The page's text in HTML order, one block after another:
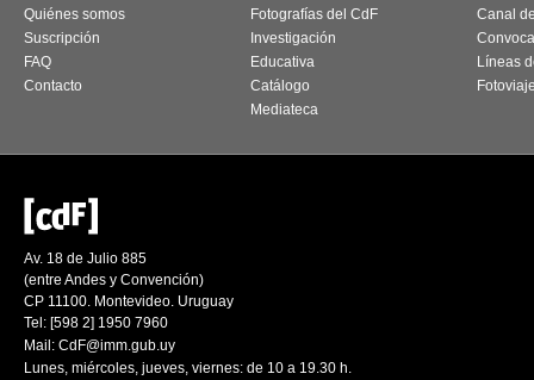
Quiénes somos
Suscripción
FAQ
Contacto
Fotografías del CdF
Investigación
Educativa
Catálogo
Mediateca
Canal
Líneas
Av. 18 de Julio 885
(entre Andes y Convención)
CP 11100. Montevideo. Uruguay
Tel: [598 2] 1950 7960
Mail: CdF@imm.gub.uy
Lunes, miércoles, jueves, viernes: de 10 a 19.30 h.